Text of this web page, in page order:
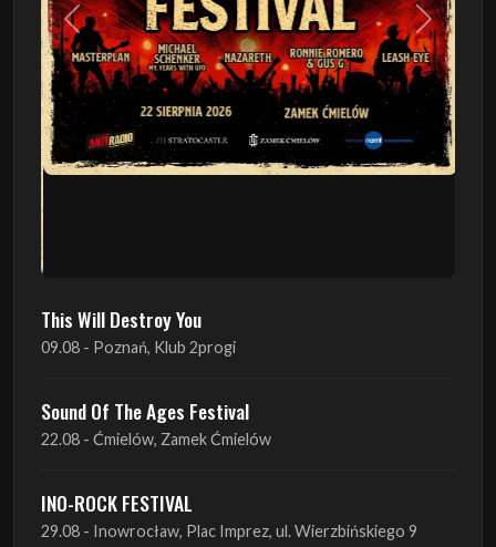
This Will Destroy You
09.08 - Poznań, Klub 2progi
Sound Of The Ages Festival
22.08 - Ćmielów, Zamek Ćmielów
INO-ROCK FESTIVAL
29.08 - Inowrocław, Plac Imprez, ul. Wierzbińskiego 9
ProgRockFest 2026